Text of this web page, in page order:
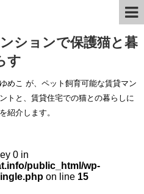
ションで保護猫と暮
す
めこ が、ペット飼育可能な賃貸マン
トと、賃貸住宅での猫との暮らしに
紹介します。
0 in
public_html/wp-
on line 15